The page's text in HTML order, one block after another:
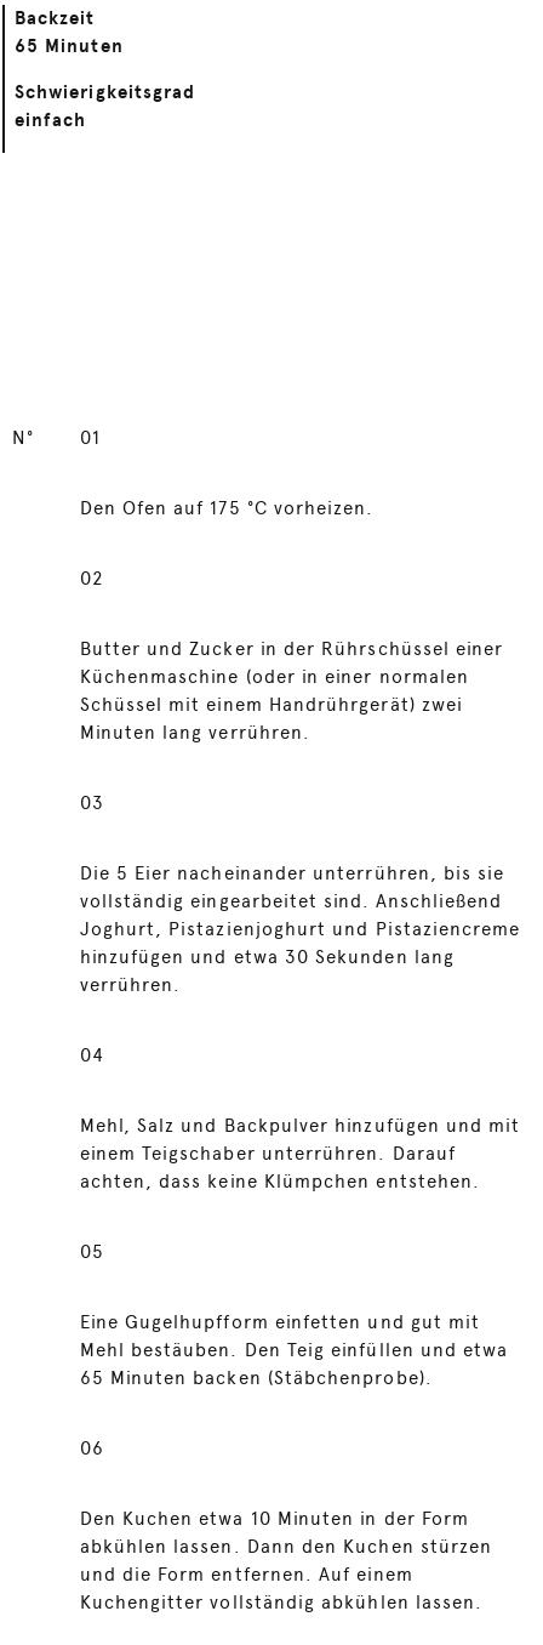
Backzeit
65 Minuten
Schwierigkeitsgrad
einfach
N° 01
Den Ofen auf 175 °C vorheizen.
02
Butter und Zucker in der Rührschüssel einer
Küchenmaschine (oder in einer normalen
Schüssel mit einem Handrührgerät) zwei
Minuten lang verrühren.
03
Die 5 Eier nacheinander unterrühren, bis sie
vollständig eingearbeitet sind. Anschließend
Joghurt, Pistazienjoghurt und Pistaziencreme
hinzufügen und etwa 30 Sekunden lang
verrühren.
04
Mehl, Salz und Backpulver hinzufügen und mit
einem Teigschaber unterrühren. Darauf
achten, dass keine Klümpchen entstehen.
05
Eine Gugelhupfform einfetten und gut mit
Mehl bestäuben. Den Teig einfüllen und etwa
65 Minuten backen (Stäbchenprobe).
06
Den Kuchen etwa 10 Minuten in der Form
abkühlen lassen. Dann den Kuchen stürzen
und die Form entfernen. Auf einem
Kuchengitter vollständig abkühlen lassen.